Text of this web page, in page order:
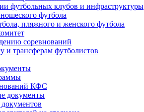
футбольных клубов и инфраструктуры
футбола
пляжного и женского футбола
соревнований
и трансферам футболистов
КФС
документы